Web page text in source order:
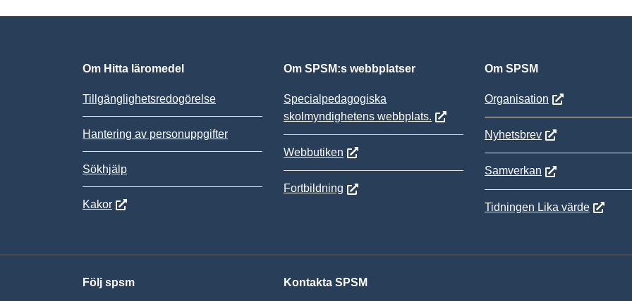
Om Hitta läromedel
Tillgänglighetsredogörelse
Hantering av personuppgifter
Sökhjälp
Kakor
Om SPSM:s webbplatser
Specialpedagogiska
skolmyndighetens webbplats.
Webbutiken
Fortbildning
Om SPSM
Organisation
Nyhetsbrev
Samverkan
Tidningen Lika värde
Följ spsm Kontakta SPSM